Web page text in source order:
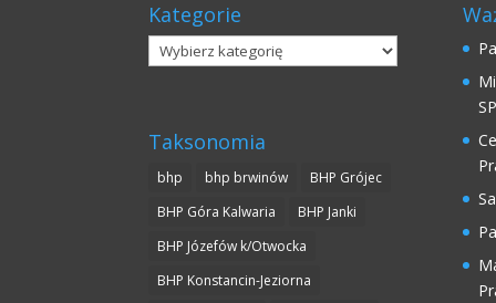
Kategorie
Kategorie
Taksonomia
bhp bhp brwinów
BHP Grójec
BHP Góra Kalwaria
BHP Janki
BHP Józefów k/Otwocka
BHP Konstancin-Jeziorna